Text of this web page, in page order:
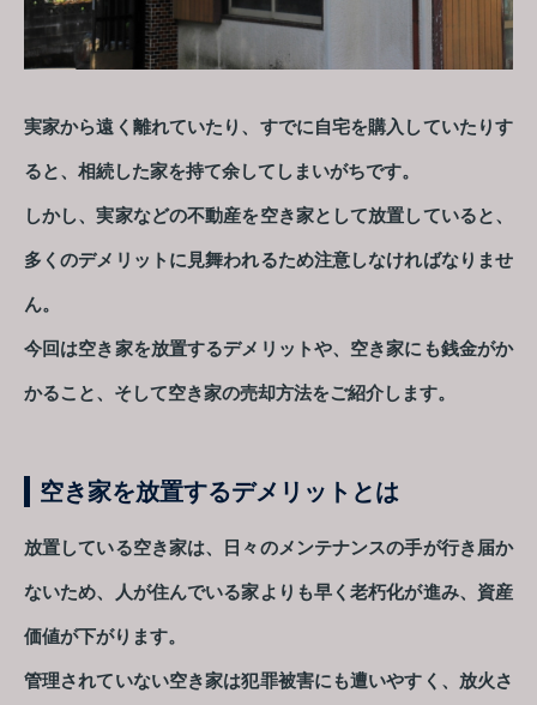
実家から遠く離れていたり、すでに自宅を購入していたりす
ると、相続した家を持て余してしまいがちです。
しかし、実家などの不動産を空き家として放置していると、
多くのデメリットに見舞われるため注意しなければなりませ
ん。
今回は空き家を放置するデメリットや、空き家にも銭金がか
かること、そして空き家の売却方法をご紹介します。
空き家を放置するデメリットとは
放置している空き家は、日々のメンテナンスの手が行き届か
ないため、人が住んでいる家よりも早く老朽化が進み、資産
価値が下がります。
管理されていない空き家は犯罪被害にも遭いやすく、放火さ